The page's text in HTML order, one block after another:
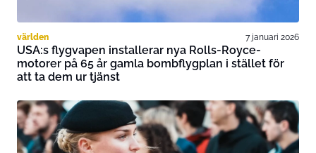
världen 7 januari 2026
USA:s flygvapen installerar nya Rolls-Royce-
motorer på 65 år gamla bombflygplan i stället för
att ta dem ur tjänst